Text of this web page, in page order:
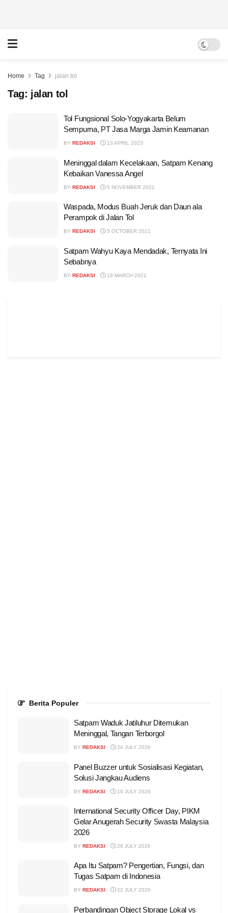
Home Tag jalan tol
Tag: jalan tol
Tol Fungsional Solo-Yogyakarta Belum
Sempurna, PT Jasa Marga Jamin Keamanan
BY REDAKSI 13 APRIL 2023
Meninggal dalam Kecelakaan, Satpam Kenang
Kebaikan Vanessa Angel
BY REDAKSI 5 NOVEMBER 2021
Waspada, Modus Buah Jeruk dan Daun ala
Perampok di Jalan Tol
BY REDAKSI 5 OCTOBER 2021
Satpam Wahyu Kaya Mendadak, Ternyata Ini
Sebabnya
BY REDAKSI 19 MARCH 2021
Berita Populer
Satpam Waduk Jatiluhur Ditemukan
Meninggal, Tangan Terborgol
BY REDAKSI 24 JULY 2026
Panel Buzzer untuk Sosialisasi Kegiatan,
Solusi Jangkau Audiens
BY REDAKSI 10 JULY 2026
International Security Officer Day, PIKM
Gelar Anugerah Security Swasta Malaysia
2026
BY REDAKSI 26 JULY 2026
Apa Itu Satpam? Pengertian, Fungsi, dan
Tugas Satpam di Indonesia
BY REDAKSI 22 JULY 2026
Perbandingan Object Storage Lokal vs